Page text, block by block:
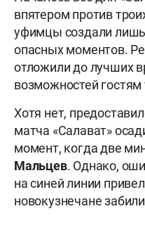
впятером против
уфимцы создали
опасных моментов.
отложили до лучших
возможностей гостям
Хотя нет,
матча «Салават»
момент, когда две
Мальцев. Однако,
на синей линии
новокузнечане